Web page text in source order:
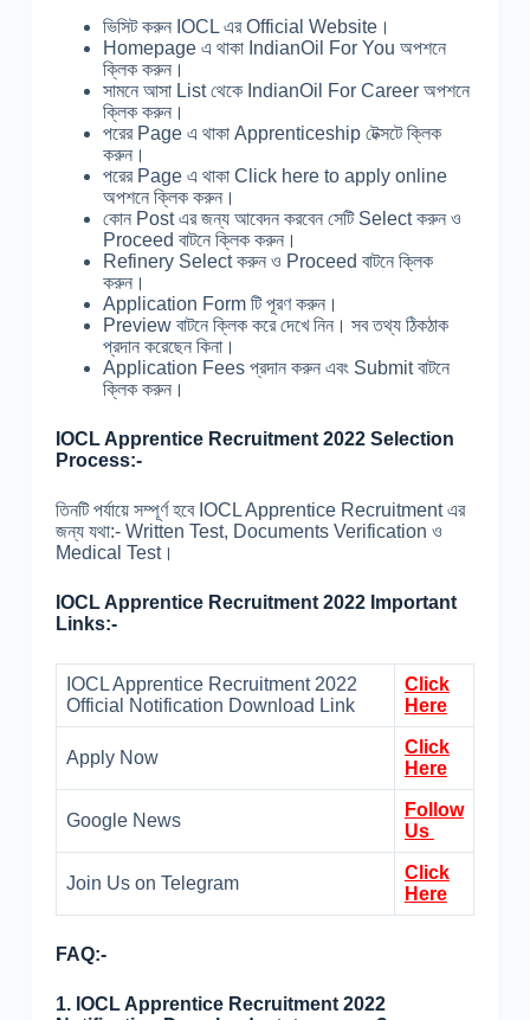
ভিসিট করুন IOCL এর Official Website।
Homepage এ থাকা IndianOil For You অপশনে
ক্লিক করুন।
সামনে আসা List থেকে IndianOil For Career অপশনে
ক্লিক করুন।
পরের Page এ থাকা Apprenticeship টেক্সটে ক্লিক
করুন।
পরের Page এ থাকা Click here to apply online
অপশনে ক্লিক করুন।
কোন Post এর জন্য আবেদন করবেন সেটি Select করুন ও
Proceed বাটনে ক্লিক করুন।
Refinery Select করুন ও Proceed বাটনে ক্লিক
করুন।
Application Form টি পূরণ করুন।
Preview বাটনে ক্লিক করে দেখে নিন। সব তথ্য ঠিকঠাক
প্রদান করেছেন কিনা।
Application Fees প্রদান করুন এবং Submit বাটনে
ক্লিক করুন।
IOCL Apprentice Recruitment 2022 Selection
Process:-
তিনটি পর্যায়ে সম্পূর্ণ হবে IOCL Apprentice Recruitment এর
জন্য যথা:- Written Test, Documents Verification ও
Medical Test।
IOCL Apprentice Recruitment 2022 Important
Links:-
IOCL Apprentice Recruitment 2022
Official Notification Download Link
Click
Here
Apply Now
Click
Here
Google News
Follow
Us
Join Us on Telegram
Click
Here
FAQ:-
1. IOCL Apprentice Recruitment 2022